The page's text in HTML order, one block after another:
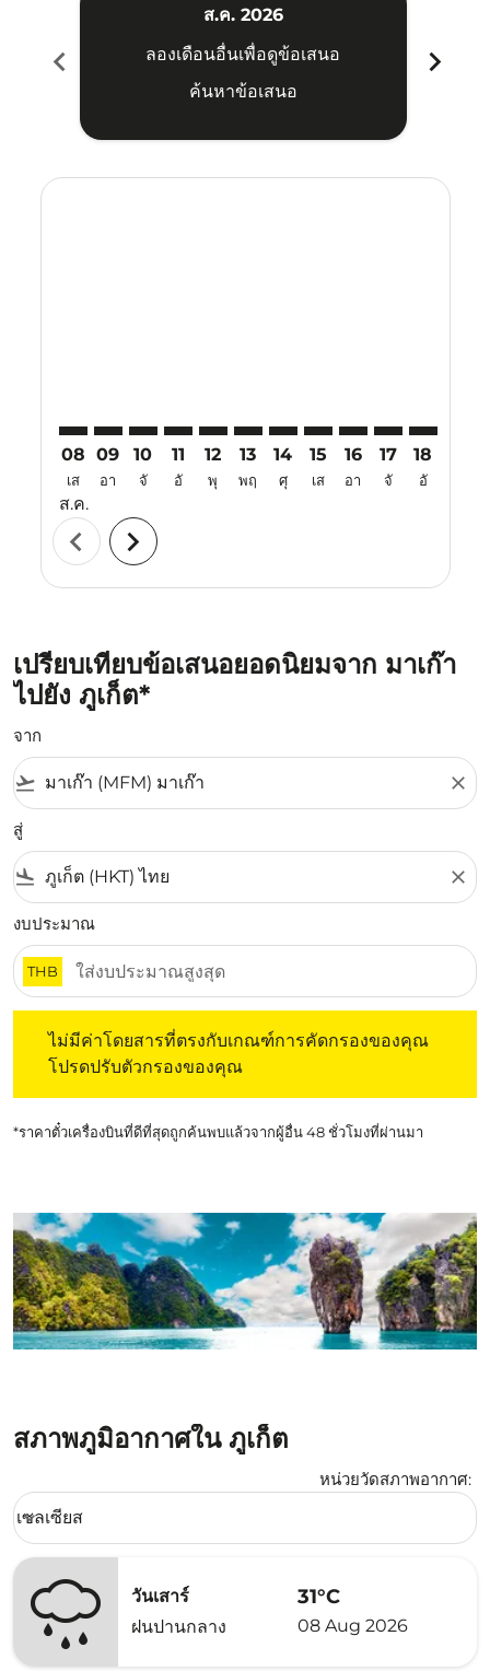
chevron_left
ส.ค. 2026
ลองเดือนอื่นเพื่อดูข้อเสนอ
ค้นหาข้อเสนอ
chevron_right
08
เส
ส.ค.
09
อา
10
จั
11
อั
12
พุ
13
พฤ
14
ศุ
15
เส
16
อา
17
จั
18
อั
chevron_left chevron_right
เปรียบเทียบข้อเสนอยอดนิยมจาก มาเก๊า
ไปยัง ภูเก็ต*
จาก
flight_takeoff close
สู่
flight_land close
งบประมาณ
THB
ไม่มีค่าโดยสารที่ตรงกับเกณฑ์การคัดกรองของคุณ
โปรดปรับตัวกรองของคุณ
*ราคาตั๋วเครื่องบินที่ดีที่สุดถูกค้นพบแล้วจากผู้อื่น 48 ชั่วโมงที่ผ่านมา
สภาพภูมิอากาศใน ภูเก็ต
หน่วยวัดสภาพอากาศ:
Weather unit option เซลเซียส Selected
เซลเซียส
keyboard_arrow_down
วันเสาร์
ฝนปานกลาง
31°C
08 Aug 2026